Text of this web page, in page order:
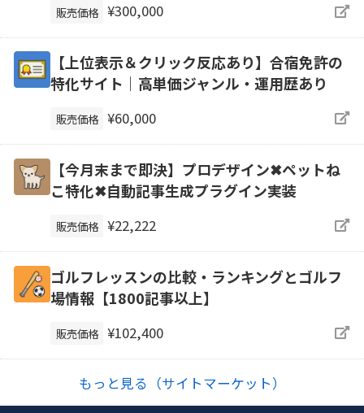
販売価格 ¥300,000
【上位表示＆クリック反応あり】合宿免許の
特化サイト｜高単価ジャンル・運用歴あり
販売価格 ¥60,000
【今月末まで即決】プロデザイン✖ペットね
こ特化✖自動記事生成プラグイン実装
販売価格 ¥22,222
ゴルフレッスンの比較・ランキングとゴルフ
場情報【1800記事以上】
販売価格 ¥102,400
もっと見る（サイトマーケット）